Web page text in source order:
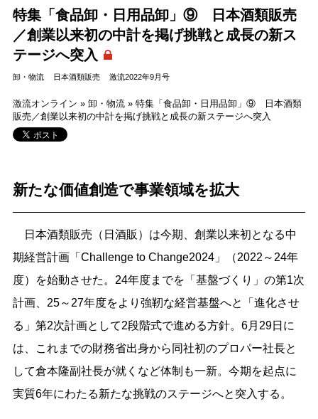
特集「食品卸・日用品卸」⑨ 日本酒類販売
／創業以来初の中計を掲げ挑戦と成長の新ス
テージへ突入
卸・物流 日本酒類販売 激流2022年9月号
激流オンライン » 卸・物流» 特集「食品卸・日用品卸」⑨ 日本酒類
販売／創業以来初の中計を掲げ挑戦と成長の新ステージへ突入
新たな価値創造で事業領域を拡大
日本酒類販売（日酒販）は今期、創業以来初となる中
期経営計画「Challenge to Change2024」（2022～24年
度）を始動させた。24年度までを「基盤づくり」の第1次
計画、25～27年度をより強靭な経営基盤へと「進化させ
る」第2次計画として2段階式で進める方針。6月29日に
は、これまでの財務省出身から同社初のプロパー社長と
して倉本隆副社長が就くなど体制も一新。今期を起点に
実質6年にわたる新たな挑戦のステージへと突入する。